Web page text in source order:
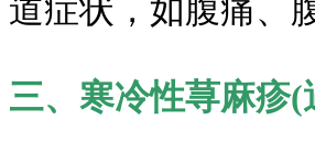
道症状，如腹痛、
三、寒冷性荨麻疹(